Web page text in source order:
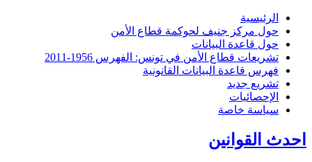
الرئيسية
حول مركز جنيف لحوكمة قطاع الأمن
حول قاعدة البيانات
تشريعات قطاع الأمن في تونس: الفهرس 1956-2011
فهرس قاعدة البيانات القانونية
تشريع جديد
الإحصائيات
سياسة خاصة
احدث القوانين